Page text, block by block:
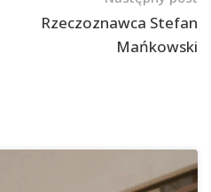
Rzeczoznawca Stefan
Mańkowski